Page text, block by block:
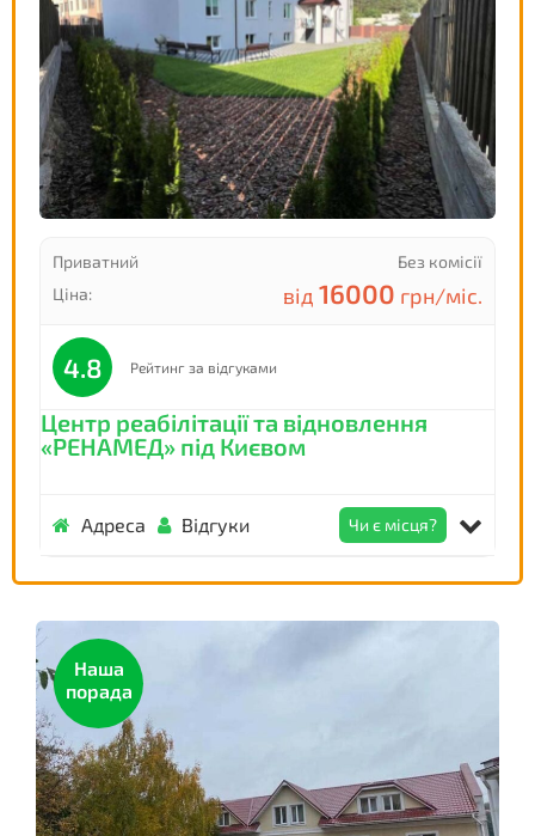
Приватний
Без комісії
Ціна:
від 16000 грн/міс.
4.8 Рейтинг за відгуками
Центр реабілітації та відновлення
«РЕНАМЕД» під Києвом
Адреса Відгуки Чи є місця?
Наша
порада